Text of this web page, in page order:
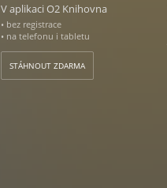
V aplikaci O2 Knihovna
• bez registrace
• na telefonu i tabletu
STÁHNOUT ZDARMA